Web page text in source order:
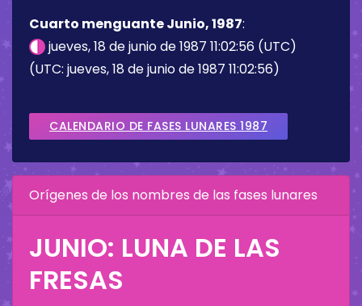
Cuarto menguante Junio, 1987:
jueves, 18 de junio de 1987 11:02:56 (UTC)
(UTC: jueves, 18 de junio de 1987 11:02:56)
CALENDARIO DE FASES LUNARES 1987
Orígenes de los nombres de las fases lunares
JUNIO: LUNA DE LAS
FRESAS